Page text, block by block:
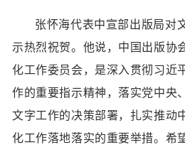
张怀海代表中宣部出版局对
示热烈祝贺。他说，中国出版协
化工作委员会，是深入贯彻习近
作的重要指示精神，落实党中央
文字工作的决策部署，扎实推动
化工作落地落实的重要举措。希